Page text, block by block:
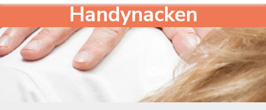
Handynacken